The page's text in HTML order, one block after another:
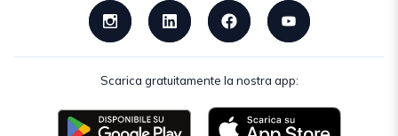
Scarica gratuitamente la nostra app: